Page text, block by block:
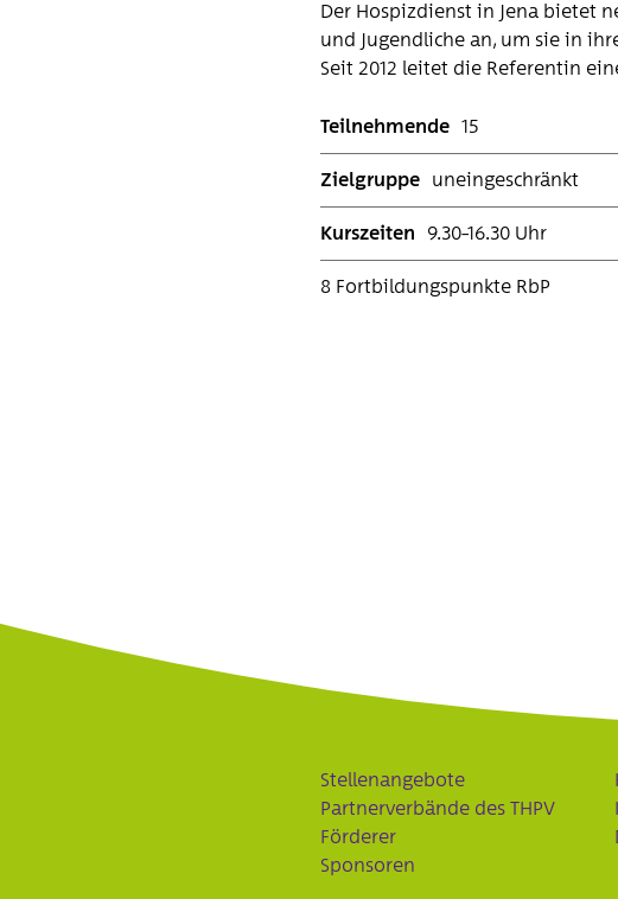
Der Hospizdienst in Jena bietet
und Jugendliche an, um sie in
Seit 2012 leitet die Referentin
Teilnehmende 15
Zielgruppe uneingeschränkt
Kurszeiten 9.30–16.30 Uhr
8 Fortbildungspunkte RbP
Stellenangebote
Partnerverbände des THPV
Förderer
Sponsoren